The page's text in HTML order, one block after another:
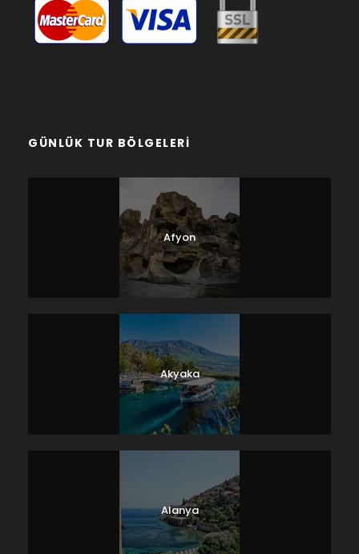
GÜNLÜK TUR BÖLGELERI
Afyon
Akyaka
Alanya